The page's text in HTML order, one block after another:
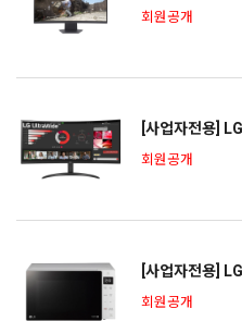
회원공개
[사업자전용]
회원공개
[사업자전용]
회원공개